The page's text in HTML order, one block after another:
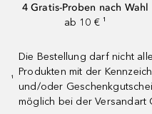
4 Gratis-Proben nach Wahl
ab 10 € ¹
¹
Die Bestellung darf nicht
Produkten mit der
und/oder
möglich bei der Versandart